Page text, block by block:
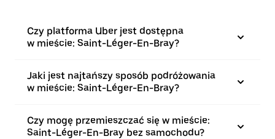
Czy platforma Uber jest dostępna
w mieście: Saint-Léger-En-Bray?
Jaki jest najtańszy sposób podróżowania
w mieście: Saint-Léger-En-Bray?
Czy mogę przemieszczać się w mieście:
Saint-Léger-En-Bray bez samochodu?